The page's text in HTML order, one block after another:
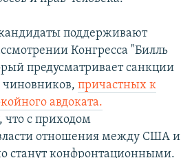
поддерживают
Конгресса "Билль
предусматривает санкции
чиновников, причастных к
авдоката.
что с приходом
отношения между США и
станут конфронтационными.